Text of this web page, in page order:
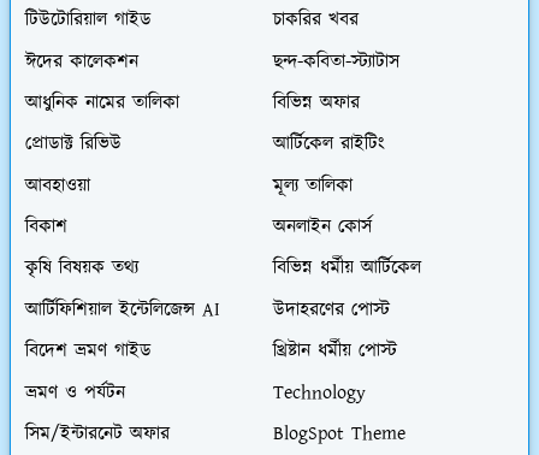
টিউটোরিয়াল গাইড
চাকরির খবর
ঈদের কালেকশন
ছন্দ-কবিতা-স্ট্যাটাস
আধুনিক নামের তালিকা
বিভিন্ন অফার
প্রোডাক্ট রিভিউ
আর্টিকেল রাইটিং
আবহাওয়া
মূল্য তালিকা
বিকাশ
অনলাইন কোর্স
কৃষি বিষয়ক তথ্য
বিভিন্ন ধর্মীয় আর্টিকেল
আর্টিফিশিয়াল ইন্টেলিজেন্স AI
উদাহরণের পোস্ট
বিদেশ ভ্রমণ গাইড
খ্রিষ্টান ধর্মীয় পোস্ট
ভ্রমণ ও পর্যটন
Technology
সিম/ইন্টারনেট অফার
BlogSpot Theme